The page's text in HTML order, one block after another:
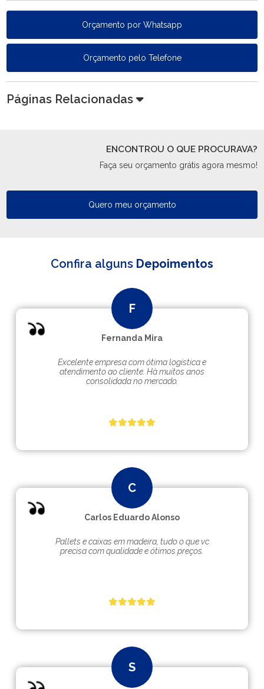
Orçamento por Whatsapp
Orçamento pelo Telefone
Páginas Relacionadas
ENCONTROU O QUE PROCURAVA?
Faça seu orçamento grátis agora mesmo!
Quero meu orçamento
Confira alguns Depoimentos
Fernanda Mira
Excelente empresa com ótima logística e
atendimento ao cliente. Hà muitos anos
consolidada no mercado.
Carlos Eduardo Alonso
Pallets e caixas em madeira, tudo o que vc
precisa com qualidade e ótimos preços.